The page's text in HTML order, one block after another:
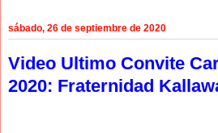
sábado, 26 de septiembre de 2020
Video Ultimo Convite
2020: Fraternidad